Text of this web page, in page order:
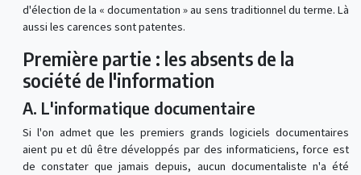
d'élection de la « documentation » au sens traditionnel du terme. Là
aussi les carences sont patentes.
Première partie : les absents de la
société de l'information
A. L'informatique documentaire
Si l'on admet que les premiers grands logiciels documentaires
aient pu et dû être développés par des informaticiens, force est
de constater que jamais depuis, aucun documentaliste n'a été